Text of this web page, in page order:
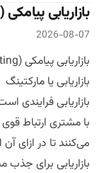
بازاریابی پیامکی (SMS Marketing)
2026-08-07
بازاریابی یا
بازاریابی فرایندی
با مشتری ارتباط
می‌کنند تا در ازای
بازاریابی برای